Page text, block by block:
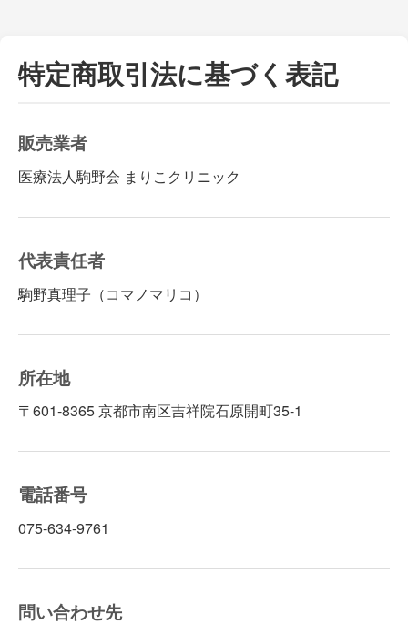
特定商取引法に基づく表記
販売業者
医療法人駒野会 まりこクリニック
代表責任者
駒野真理子（コマノマリコ）
所在地
〒601-8365 京都市南区吉祥院石原開町35-1
電話番号
075-634-9761
問い合わせ先